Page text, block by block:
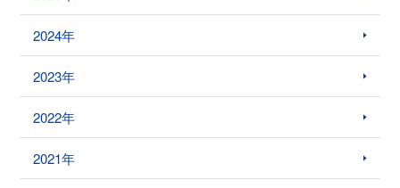
2024年
2023年
2022年
2021年